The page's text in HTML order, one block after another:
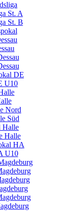
St. A
St. B
DE
U10
Nord
Süd
Halle
Halle
HA
U10